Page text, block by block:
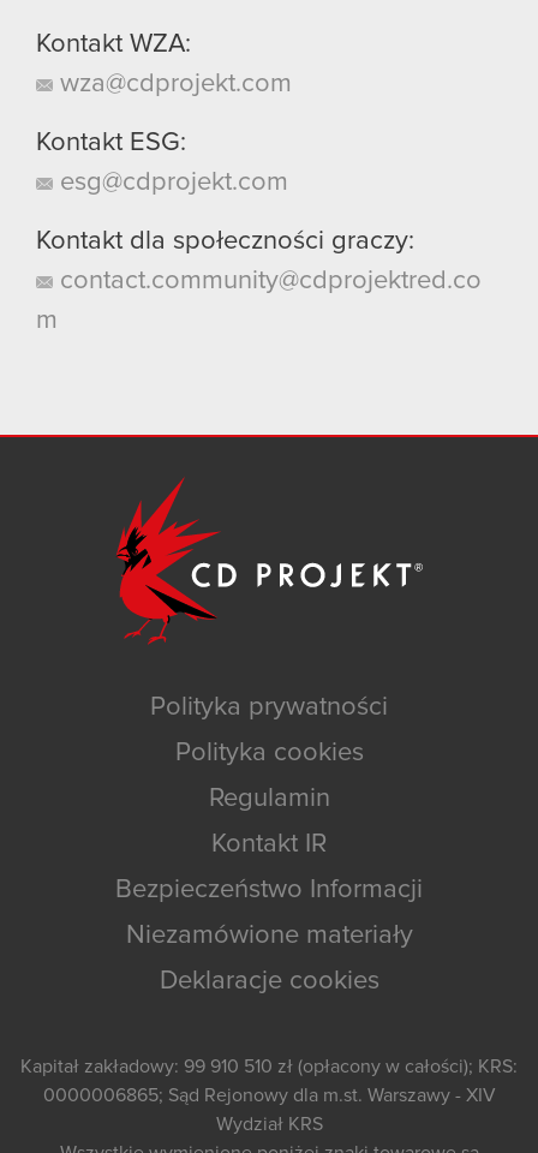
Kontakt WZA:
wza@cdprojekt.com
Kontakt ESG:
esg@cdprojekt.com
Kontakt dla społeczności graczy:
contact.community@cdprojektred.co
m
Polityka prywatności
Polityka cookies
Regulamin
Kontakt IR
Bezpieczeństwo Informacji
Niezamówione materiały
Deklaracje cookies
Kapitał zakładowy: 99 910 510 zł (opłacony w całości); KRS:
0000006865; Sąd Rejonowy dla m.st. Warszawy - XIV
Wydział KRS